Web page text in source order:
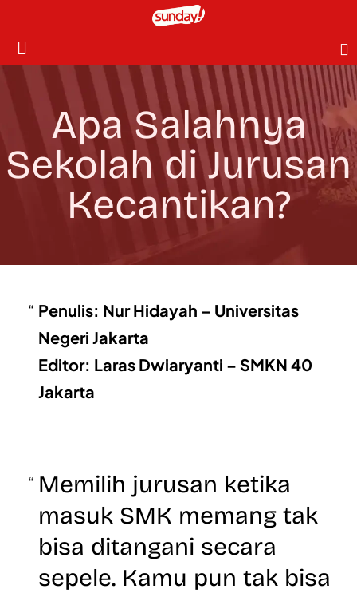
Apa Salahnya
Sekolah di Jurusan
Kecantikan?
Penulis: Nur Hidayah – Universitas
Negeri Jakarta
Editor: Laras Dwiaryanti – SMKN 40
Jakarta
Memilih jurusan ketika
masuk SMK memang tak
bisa ditangani secara
sepele. Kamu pun tak bisa